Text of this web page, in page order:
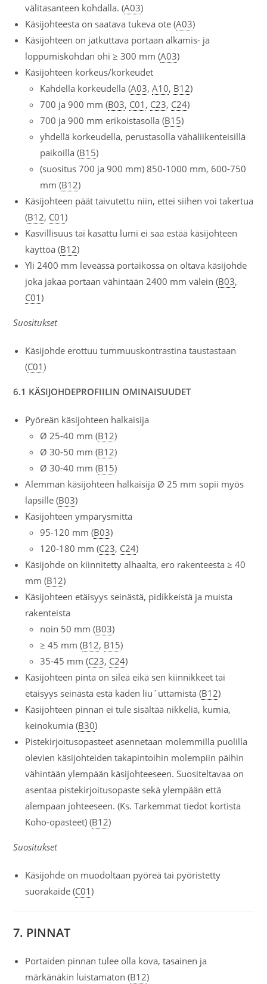
välitasanteen kohdalla. (A03)
Käsijohteesta on saatava tukeva ote (A03)
Käsijohteen on jatkuttava portaan alkamis- ja
loppumiskohdan ohi ≥ 300 mm (A03)
Käsijohteen korkeus/korkeudet
Kahdella korkeudella (A03,A10, B12)
700 ja 900 mm (B03, C01 , C23, C24)
700 ja 900 mm erikoistasolla (B15)
yhdellä korkeudella, perustasolla vähäliikenteisillä
paikoilla (B15)
(suositus 700 ja 900 mm) 850-1000 mm, 600-750
mm (B12)
Käsijohteen päät taivutettu niin, ettei siihen voi takertua
(B12, C01)
Kasvillisuus tai kasattu lumi ei saa estää käsijohteen
käyttöä (B12)
Yli 2400 mm leveässä portaikossa on oltava käsijohde
joka jakaa portaan vähintään 2400 mm välein (B03,
C01)
Suositukset
Käsijohde erottuu tummuuskontrastina taustastaan
(C01)
6.1 KÄSIJOHDEPROFIILIN OMINAISUUDET
Pyöreän käsijohteen halkaisija
Ø 25-40 mm (B12)
Ø 30-50 mm (B12)
Ø 30-40 mm (B15)
Alemman käsijohteen halkaisija Ø 25 mm sopii myös
lapsille (B03)
Käsijohteen ympärysmitta
95-120 mm (B03)
120-180 mm (C23, C24)
Käsijohde on kiinnitetty alhaalta, ero rakenteesta ≥ 40
mm (B12)
Käsijohteen etäisyys seinästä, pidikkeistä ja muista
rakenteista
noin 50 mm (B03)
≥ 45 mm (B12, B15)
35-45 mm (C23, C24)
Käsijohteen pinta on sileä eikä sen kiinnikkeet tai
etäisyys seinästä estä käden liu´uttamista (B12)
Käsijohteen pinnan ei tule sisältää nikkeliä, kumia,
keinokumia (B30)
Pistekirjoitusopasteet asennetaan molemmilla puolilla
olevien käsijohteiden takapintoihin molempiin päihin
vähintään ylempään käsijohteeseen. Suositeltavaa on
asentaa pistekirjoitusopaste sekä ylempään että
alempaan johteeseen. (Ks. Tarkemmat tiedot kortista
Koho-opasteet) (B12)
Suositukset
Käsijohde on muodoltaan pyöreä tai pyöristetty
suorakaide (C01)
7. PINNAT
Portaiden pinnan tulee olla kova, tasainen ja
märkänäkin luistamaton (B12)